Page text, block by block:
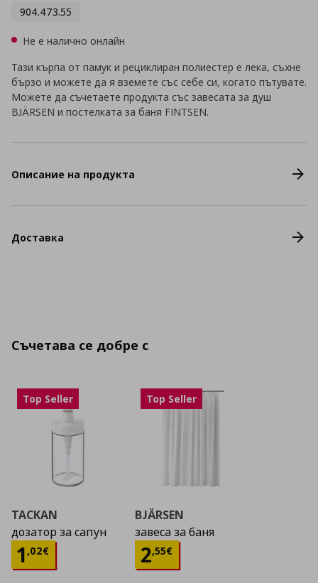
904.473.55
Не е налично онлайн
Тази кърпа от памук и рециклиран полиестер е лека, съхне
бързо и можете да я вземете със себе си, когато пътувате.
Можете да съчетаете продукта със завесата за душ
BJÄRSEN и постелката за баня FINTSEN.
Описание на продукта
Доставка
Съчетава се добре с
Top Seller
TACKAN
дозатор за сапун
1,02€
Цена
Top Seller
BJÄRSEN
завеса за баня
2,55€
Цена